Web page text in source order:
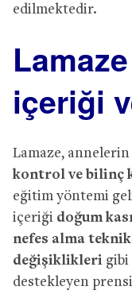
edilmektedir.
içeriği
Lamaze,
kontrol ve bilinç
eğitim yöntemi
içeriği doğum
nefes alma
değişiklikleri gibi
destekleyen